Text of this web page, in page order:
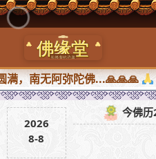
，南无阿弥陀佛...🙏🙏🙏
2026
8-8
今佛